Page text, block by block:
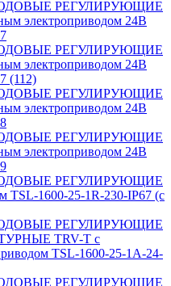
РЕГУЛИРУЮЩИЕ
электроприводом 24В
РЕГУЛИРУЮЩИЕ
электроприводом 24В
(112)
РЕГУЛИРУЮЩИЕ
электроприводом 24В
РЕГУЛИРУЮЩИЕ
электроприводом 24В
РЕГУЛИРУЮЩИЕ
TSL-1600-25-1R-230-IP67 (с
РЕГУЛИРУЮЩИЕ
TRV-T с
TSL-1600-25-1А-24-
РЕГУЛИРУЮЩИЕ